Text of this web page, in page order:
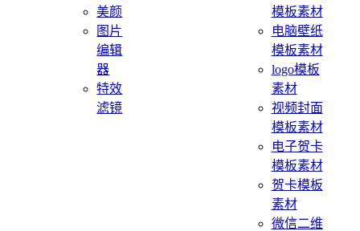
美颜
图片
编辑
器
特效
滤镜
模板素材
电脑壁纸
模板素材
logo模板
素材
视频封面
模板素材
电子贺卡
模板素材
贺卡模板
素材
微信二维